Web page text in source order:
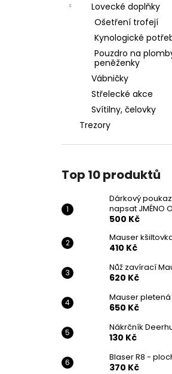
Lovecké doplňky
Ošetření trofejí
Kynologické
Pouzdro na
peněženky
Vábničky
Střelecké akce
Svítilny, čelovky
Trezory
Top 10 produktů
Dárkový
napsat JMÉNO
500 Kč
Mauser
410 Kč
Nůž zavírací
620 Kč
Mauser
650 Kč
Nákrčník
130 Kč
Blaser R8 -
370 Kč